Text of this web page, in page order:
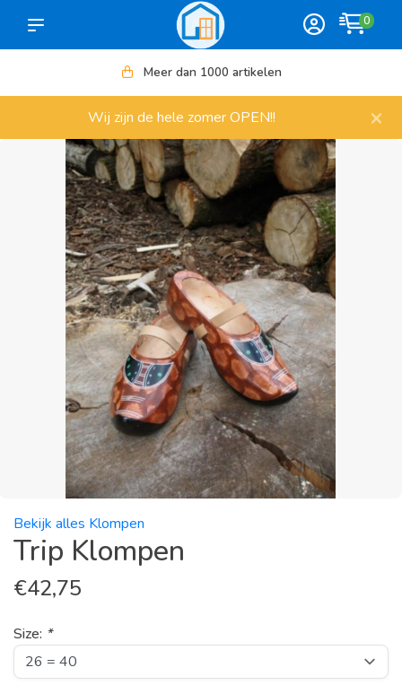
0
Meer dan 1000 artikelen
Wij zijn de hele zomer OPEN!! ×
Bekijk alles Klompen
Trip Klompen
€42,75
Size: *